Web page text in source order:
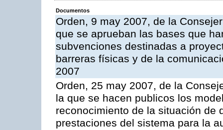
Documentos
Orden, 9 may 2007, de la
que se aprueban las bases que
subvenciones destinadas a
barreras físicas y de la
2007
Orden, 25 may 2007, de la
la que se hacen publicos los
reconocimiento de la situación de
prestaciones del sistema para la